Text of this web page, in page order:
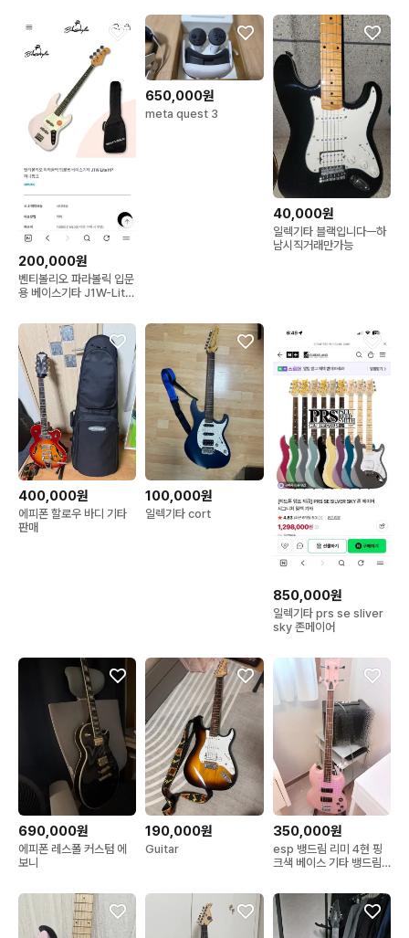
200,000원
벤티볼리오 파라볼릭 입문
용 베이스기타 J1W-Lite
650,000원
meta quest 3
40,000원
일렉기타 블랙입니다ㅡ하
남시직거래만가능
400,000원
에피폰 할로우 바디 기타
판매
100,000원
일렉기타 cort
850,000원
일렉기타 prs se sliver
sky 존메이어
690,000원
에피폰 레스폴 커스텀 에
보니
190,000원
Guitar
350,000원
esp 뱅드림 리미 4현 핑
크색 베이스 기타 뱅드림